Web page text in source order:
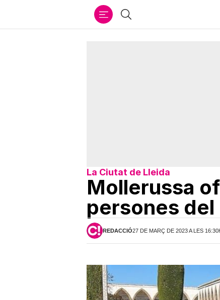
Cercar
La Ciutat de Lleida
Mollerussa
persones
REDACCIÓ27 DE MARÇ DE 2023 A LES